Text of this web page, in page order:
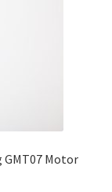
GMT07 Motor